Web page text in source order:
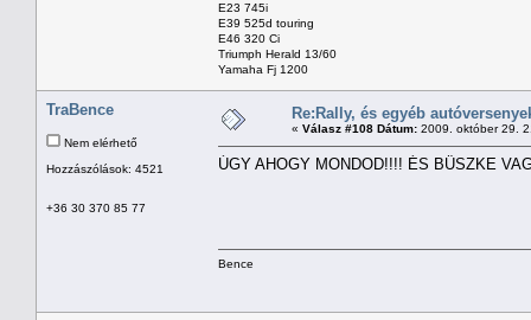
E23 745i
E39 525d touring
E46 320 Ci
Triumph Herald 13/60
Yamaha Fj 1200
TraBence
Nem elérhető
Hozzászólások: 4521
+36 30 370 85 77
Re:Rally, és egyéb
« Válasz #108 Dátum: 2009. október 29.
ÚGY AHOGY MONDOD!!!! ÉS BÜSZKE
Bence